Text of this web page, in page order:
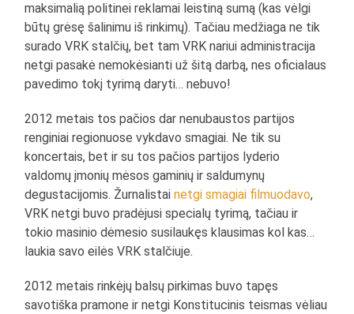
maksimalią politinei reklamai leistiną sumą (kas vėlgi
būtų grėsę šalinimu iš rinkimų). Tačiau medžiaga ne tik
surado VRK stalčių, bet tam VRK nariui administracija
netgi pasakė nemokėsianti už šitą darbą, nes oficialaus
pavedimo tokį tyrimą daryti… nebuvo!
2012 metais tos pačios dar nenubaustos partijos
renginiai regionuose vykdavo smagiai. Ne tik su
koncertais, bet ir su tos pačios partijos lyderio
valdomų įmonių mėsos gaminių ir saldumynų
degustacijomis. Žurnalistainetgi smagiai filmuodavo,
VRK netgi buvo pradėjusi specialų tyrimą, tačiau ir
tokio masinio dėmesio susilaukęs klausimas kol kas…
laukia savo eilės VRK stalčiuje.
2012 metais rinkėjų balsų pirkimas buvo tapęs
savotiška pramone ir netgi Konstitucinis teismas vėliau